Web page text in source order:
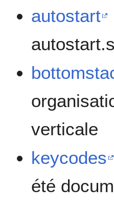
autostart
verticale
keycodes
été